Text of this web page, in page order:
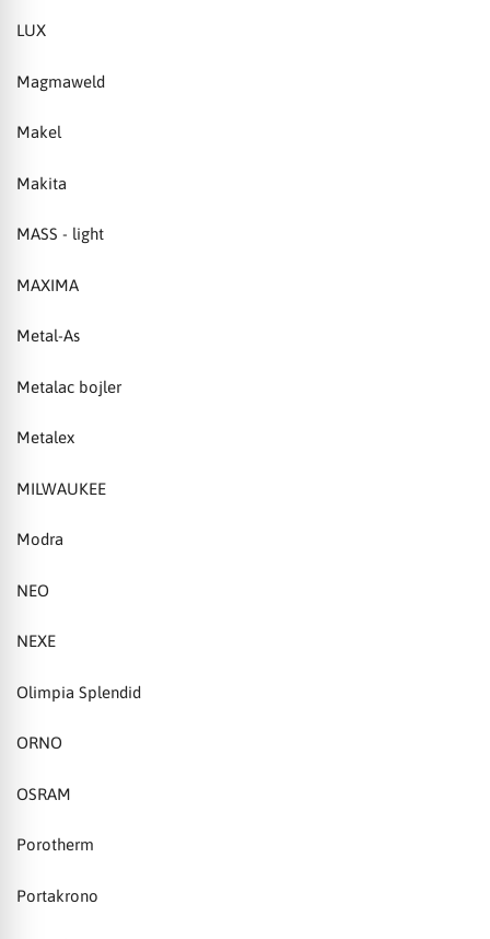
LUX
Magmaweld
Makel
Makita
MASS - light
MAXIMA
Metal-As
Metalac bojler
Metalex
MILWAUKEE
Modra
NEO
NEXE
Olimpia Splendid
ORNO
OSRAM
Porotherm
Portakrono